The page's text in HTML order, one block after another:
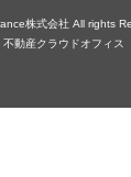
株式会社 All rights
動産クラウドオフィス